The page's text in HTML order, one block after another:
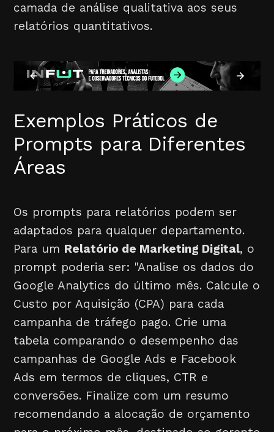
camada de análise qualitativa aos seus
relatórios quantitativos.
Exemplos Práticos de
Prompts para Diferentes
Áreas
Os prompts para relatórios podem ser
adaptados para qualquer departamento.
Para um Relatório de Marketing Digital, o
prompt poderia ser: "Analise os dados do
Google Analytics do último mês. Calcule o
Custo por Aquisição (CPA) para cada
campanha de tráfego pago. Crie uma
tabela comparando o desempenho das
campanhas de Google Ads e Facebook
Ads em termos de cliques, CTR e
conversões. Finalize com um resumo
recomendando a alocação de orçamento